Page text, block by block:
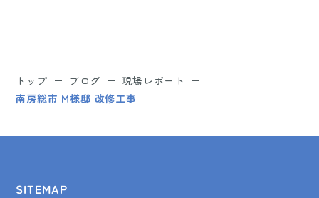
トップ ブログ
現場レポート
南房総市 M様邸 改修工事
SITEMAP